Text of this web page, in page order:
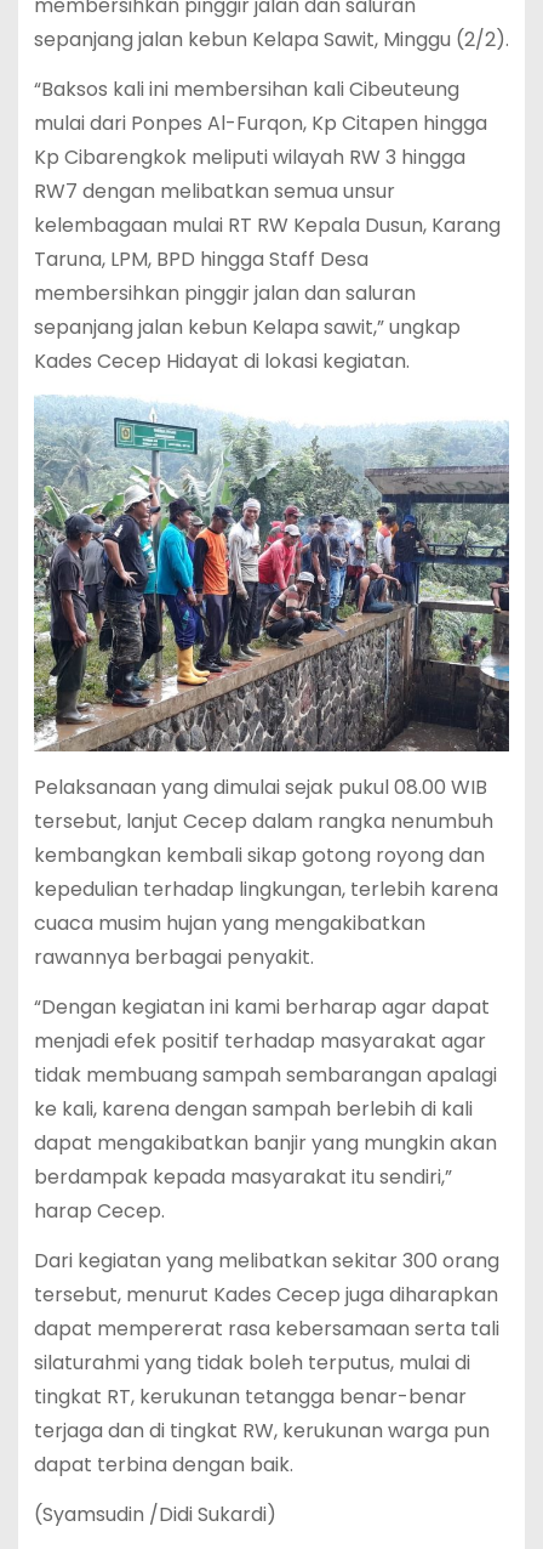
membersihkan pinggir jalan dan saluran
sepanjang jalan kebun Kelapa Sawit, Minggu (2/2).
“Baksos kali ini membersihan kali Cibeuteung
mulai dari Ponpes Al-Furqon, Kp Citapen hingga
Kp Cibarengkok meliputi wilayah RW 3 hingga
RW7 dengan melibatkan semua unsur
kelembagaan mulai RT RW Kepala Dusun, Karang
Taruna, LPM, BPD hingga Staff Desa
membersihkan pinggir jalan dan saluran
sepanjang jalan kebun Kelapa sawit,” ungkap
Kades Cecep Hidayat di lokasi kegiatan.
Pelaksanaan yang dimulai sejak pukul 08.00 WIB
tersebut, lanjut Cecep dalam rangka nenumbuh
kembangkan kembali sikap gotong royong dan
kepedulian terhadap lingkungan, terlebih karena
cuaca musim hujan yang mengakibatkan
rawannya berbagai penyakit.
“Dengan kegiatan ini kami berharap agar dapat
menjadi efek positif terhadap masyarakat agar
tidak membuang sampah sembarangan apalagi
ke kali, karena dengan sampah berlebih di kali
dapat mengakibatkan banjir yang mungkin akan
berdampak kepada masyarakat itu sendiri,”
harap Cecep.
Dari kegiatan yang melibatkan sekitar 300 orang
tersebut, menurut Kades Cecep juga diharapkan
dapat mempererat rasa kebersamaan serta tali
silaturahmi yang tidak boleh terputus, mulai di
tingkat RT, kerukunan tetangga benar-benar
terjaga dan di tingkat RW, kerukunan warga pun
dapat terbina dengan baik.
(Syamsudin /Didi Sukardi)